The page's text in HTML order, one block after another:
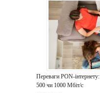
Переваги PON-
500 чи 1000 Мбіт/с